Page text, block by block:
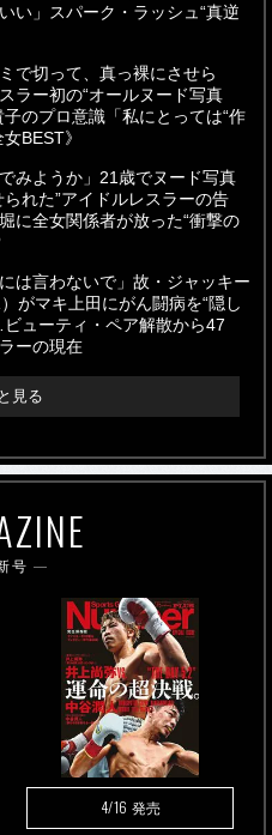
い」スパーク・ラッシュ“真逆
で切って、真っ裸にさせら
ラー初の“オールヌード写真
子のプロ意識「私にとっては“作
BEST》
でみようか」21歳でヌード写真
られた”アイドルレスラーの告
に全女関係者が放った“衝撃の
には言わないで」故・ジャッキー
がマキ上田にがん闘病を“隠し
ューティ・ペア解散から47
ーの現在
見る
号
4/16 発売